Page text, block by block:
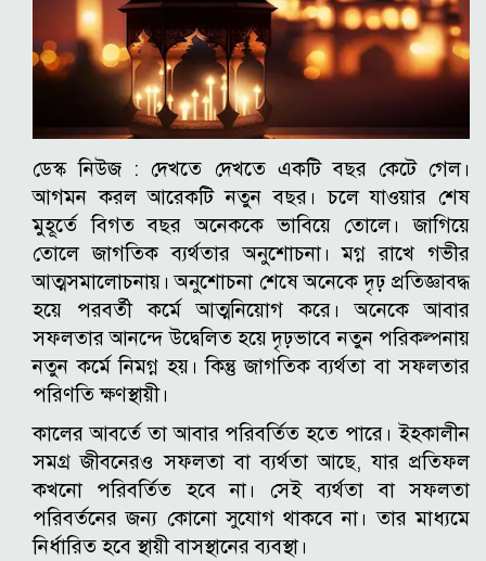
ডেস্ক নিউজ : দেখতে দেখতে একটি বছর কেটে গেল।
আগমন করল আরেকটি নতুন বছর। চলে যাওয়ার শেষ
মুহূর্তে বিগত বছর অনেককে ভাবিয়ে তোলে। জাগিয়ে
তোলে জাগতিক ব্যর্থতার অনুশোচনা। মগ্ন রাখে গভীর
আত্মসমালোচনায়। অনুশোচনা শেষে অনেকে দৃঢ় প্রতিজ্ঞাবদ্ধ
হয়ে পরবর্তী কর্মে আত্মনিয়োগ করে। অনেকে আবার
সফলতার আনন্দে উদ্বেলিত হয়ে দৃঢ়ভাবে নতুন পরিকল্পনায়
নতুন কর্মে নিমগ্ন হয়। কিন্তু জাগতিক ব্যর্থতা বা সফলতার
পরিণতি ক্ষণস্থায়ী।
কালের আবর্তে তা আবার পরিবর্তিত হতে পারে। ইহকালীন
সমগ্র জীবনেরও সফলতা বা ব্যর্থতা আছে, যার প্রতিফল
কখনো পরিবর্তিত হবে না। সেই ব্যর্থতা বা সফলতা
পরিবর্তনের জন্য কোনো সুযোগ থাকবে না। তার মাধ্যমে
নির্ধারিত হবে স্থায়ী বাসস্থানের ব্যবস্থা।